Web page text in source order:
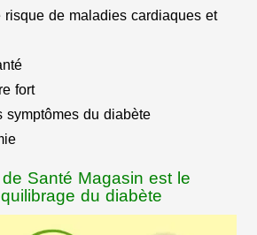
de maladies cardiaques et
fort
du diabète
Santé Magasin est le
du diabète